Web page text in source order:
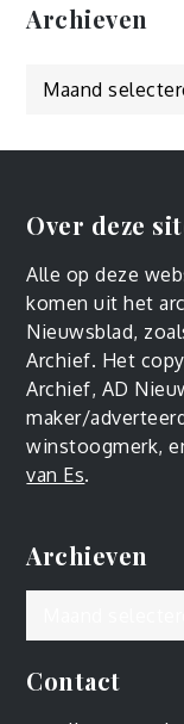
Archieven
Over deze
Alle op deze
komen uit het
Nieuwsblad,
Archief. Het
Archief, AD
maker/
winstoogmerk,
van Es.
Archieven
Contact